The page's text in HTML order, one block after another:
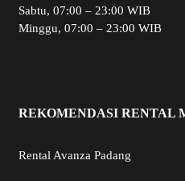
Sabtu, 07:00 – 23:00 WIB
Minggu, 07:00 – 23:00 WIB
REKOMENDASI RENTAL
Rental Avanza Padang